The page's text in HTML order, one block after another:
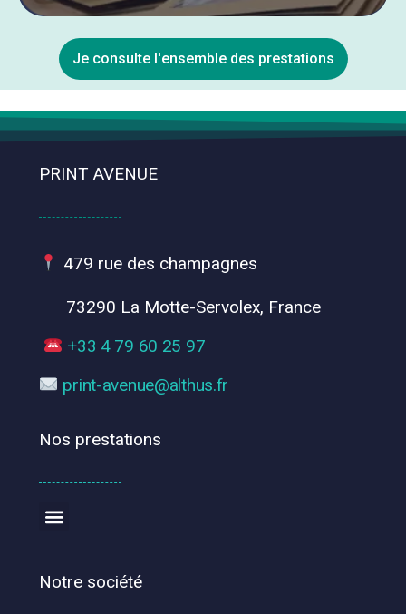
Je consulte l'ensemble des prestations
PRINT AVENUE
479 rue des champagnes
73290 La Motte-Servolex, France
+33 4 79 60 25 97
print-avenue@althus.fr
Nos prestations
Notre société